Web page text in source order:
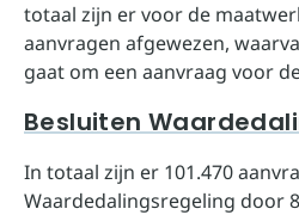
totaal zijn er voor de
aanvragen afgewezen,
gaat om een aanvraag voor
Besluiten
In totaal zijn er 101.470
Waardedalingsregeling door